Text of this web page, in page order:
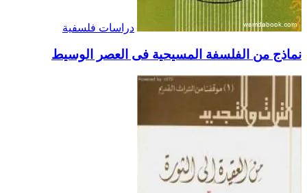
دراسات فلسفية
نماذج من الفلسفة المسيحية فى العصر الوسيط